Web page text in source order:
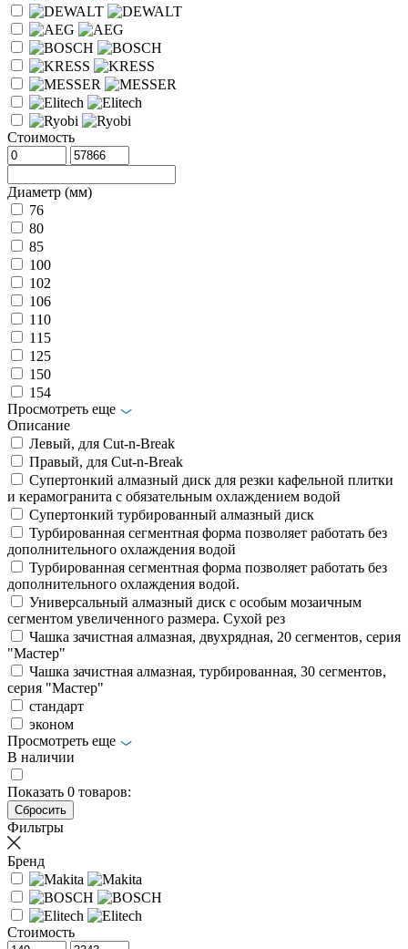
Стоимость
Диаметр (мм)
76
80
85
100
102
106
110
115
125
150
154
Просмотреть еще
Описание
Левый, для Cut-n-Break
Правый, для Cut-n-Break
Супертонкий алмазный диск для резки кафельной плитки
и керамогранита с обязательным охлаждением водой
Супертонкий турбированный алмазный диск
Турбированная сегментная форма позволяет работать без
дополнительного охлаждения водой
Турбированная сегментная форма позволяет работать без
дополнительного охлаждения водой.
Универсальный алмазный диск с особым мозаичным
сегментом увеличенного размера. Сухой рез
Чашка зачистная алмазная, двухрядная, 20 сегментов, серия
"Мастер"
Чашка зачистная алмазная, турбированная, 30 сегментов,
серия "Мастер"
стандарт
эконом
Просмотреть еще
В наличии
Показать 0 товаров:
Фильтры
Бренд
Стоимость